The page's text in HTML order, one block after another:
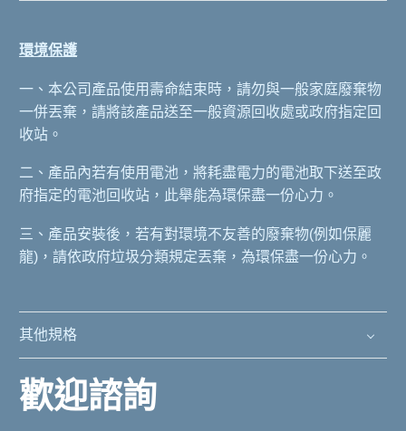
環境保護
一、本公司產品使用壽命結束時，請勿與一般家庭廢棄物
一併丟棄，請將該產品送至一般資源回收處或政府指定回
收站。
二、產品內若有使用電池，將耗盡電力的電池取下送至政
府指定的電池回收站，此舉能為環保盡一份心力。
三、產品安裝後，若有對環境不友善的廢棄物(例如保麗
龍)，請依政府垃圾分類規定丟棄，為環保盡一份心力。
其他規格
歡迎諮詢